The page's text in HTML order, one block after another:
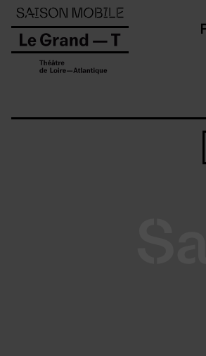
Panneau de gestion des cookies